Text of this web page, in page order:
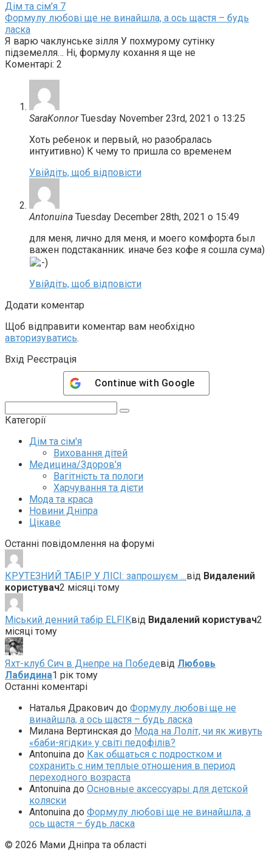
Дім та сім'я 7
Формулу любові ще не винайшла, а ось щастя – будь
ласка
Я варю чаклунське зілля У похмурому сутінку
підземелля… Ні, формулу кохання я ще не
Коментарі: 2
SaraKonnor Tuesday November 23rd, 2021 о 13:25
Хоть ребенок и первый, но разобралась
интуитивно) К чему то пришла со временем
Увійдіть, щоб відповісти
Antonuina Tuesday December 28th, 2021 о 15:49
для меня, лично для меня, и моего комфорта был
важен подстаканник. иначе без кофе я сошла сума)
Увійдіть, щоб відповісти
Додати коментар
Щоб відправити коментар вам необхідно
авторизуватись.
Вхід Реєстрація
Continue with Google
Категорії
Дім та сім'я
Виховання дітей
Медицина/Здоров'я
Вагітність та пологи
Харчування та дієти
Мода та краса
Новини Дніпра
Цікаве
Останні повідомлення на форумі
КРУТЕЗНИЙ ТАБІР У ЛІСІ: запрошуєм …від Видалений
користувач2 місяці тому
Міський денний табір ELFIKвід Видалений користувач2
місяці тому
Яхт-клуб Сич в Днепре на Победевід Любовь
Лабидина1 рік тому
Останні коментарі
Наталья Дракович до Формулу любові ще не
винайшла, а ось щастя – будь ласка
Милана Вертинская до Мода на Лоліт, чи як живуть
«баби-ягідки» у світі педофілів?
Antonuina до Как общаться с подростком и
сохранить с ним теплые отношения в период
переходного возраста
Antonuina до Основные аксессуары для детской
коляски
Antonuina до Формулу любові ще не винайшла, а
ось щастя – будь ласка
© 2026 Мами Дніпра та області